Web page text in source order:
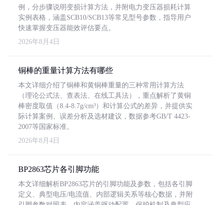
例，分步骤说明变损计算方法，并附电力变压器损耗计算
实例表格，涵盖SCB10/SCB13等常见型号参数，指导用户
快速掌握变压器能效评估要点。
2026年8月4日
铜棒的重量计算方法有哪些
本文详细介绍了铜棒和黄铜棒重量的三种常用计算方法
（理论公式法、查表法、在线工具法），重点解析了黄铜
棒密度取值（8.4-8.7g/cm³）和计算公式的差异，并提供实
际计算案例、误差分析及选材建议，数据参考GB/T 4423-
2007等国家标准。
2026年8月4日
BP2863芯片各引脚功能
本文详细解析BP2863芯片的引脚功能及参数，包括各引脚
定义、典型电压/电流值、内部逻辑关系等核心数据，并附